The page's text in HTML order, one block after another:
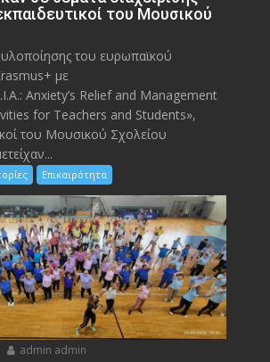
του Μουσικού
υλοποίησης του ευρωπαϊκού
με
Anxiety’s Relief and Management
for Teachers and Students»,
του Μουσικού Σχολείου
Επικαιρότητα
admin admin